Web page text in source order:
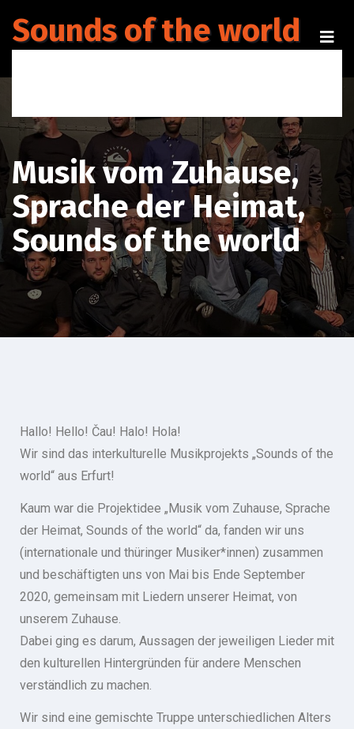
Sounds of the world
Musik vom Zuhause,
Sprache der Heimat,
Sounds of the world
Hallo! Hello! Čau! Halo! Hola!
Wir sind das interkulturelle Musikprojekts „Sounds of the
world“ aus Erfurt!
Kaum war die Projektidee „Musik vom Zuhause, Sprache
der Heimat, Sounds of the world“ da, fanden wir uns
(internationale und thüringer Musiker*innen) zusammen
und beschäftigten uns von Mai bis Ende September
2020, gemeinsam mit Liedern unserer Heimat, von
unserem Zuhause.
Dabei ging es darum, Aussagen der jeweiligen Lieder mit
den kulturellen Hintergründen für andere Menschen
verständlich zu machen.
Wir sind eine gemischte Truppe unterschiedlichen Alters